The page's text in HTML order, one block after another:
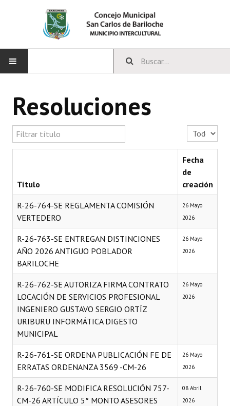
CONCEJO
Bloques Políticos
Concejales Mandato Cumplido
Programas
LEGISLACIÓN
Constitución Nacional
Constitución Provincial
Carta Orgánica 2007
Reglamento Interno
Digesto
Organigrama
Resoluciones
Filtrar título Cantidad a
Título
Fecha
de
creación
R-26-764-SE REGLAMENTA COMISIÓN
VERTEDERO
26 Mayo
2026
R-26-763-SE ENTREGAN DISTINCIONES
AÑO 2026 ANTIGUO POBLADOR
BARILOCHE
26 Mayo
2026
R-26-762-SE AUTORIZA FIRMA CONTRATO
LOCACIÓN DE SERVICIOS PROFESIONAL
INGENIERO GUSTAVO SERGIO ORTÍZ
URIBURU INFORMÁTICA DIGESTO
MUNICIPAL
26 Mayo
2026
R-26-761-SE ORDENA PUBLICACIÓN FE DE
ERRATAS ORDENANZA 3569 -CM-26
26 Mayo
2026
R-26-760-SE MODIFICA RESOLUCIÓN 757-
CM-26 ARTÍCULO 5° MONTO ASESORES
08 Abril
2026